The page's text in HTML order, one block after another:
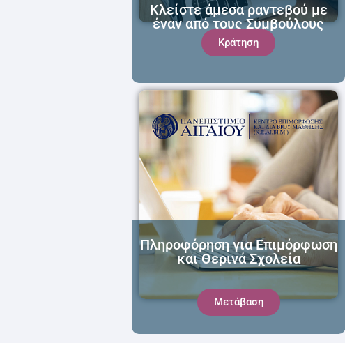
Κράτηση
Κλείστε άμεσα ραντεβού με
έναν από τους Συμβούλους
μας!
Πληροφόρηση για Επιμόρφωση
και Θερινά Σχολεία
Μετάβαση